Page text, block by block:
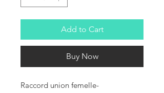
Add to Cart
Buy Now
Raccord union femelle-